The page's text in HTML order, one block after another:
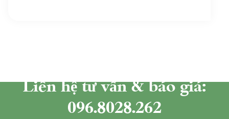
Liên hệ tư vấn & báo giá:
096.8028.262